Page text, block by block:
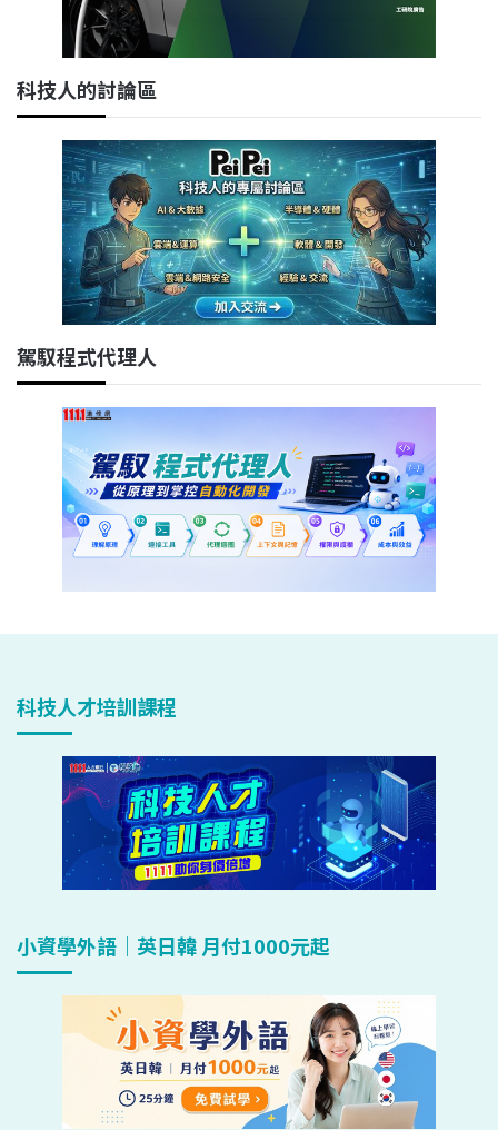
科技人的討論區
駕馭程式代理人
科技人才培訓課程
小資學外語｜英日韓 月付1000元起